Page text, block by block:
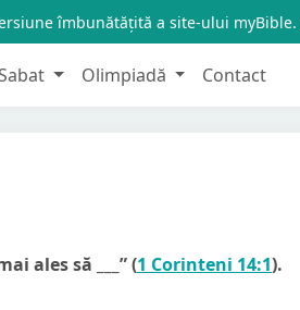
îmbunătățită a site-ului myBible.
Olimpiadă Contact
ales să ___” (1 Corinteni 14:1).